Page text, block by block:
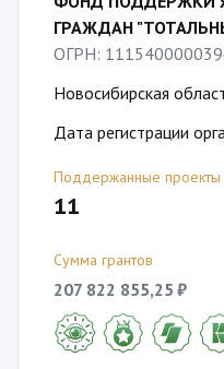
ГРАЖДАН
ОГРН:
Новосибирская
Дата регистрации
Поддержанные проекты
11
Сумма грантов
207 822 855,25 ₽